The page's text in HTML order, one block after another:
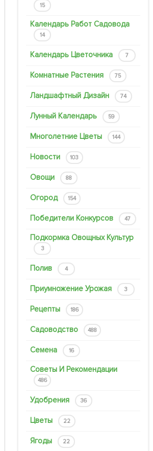
15
Календарь Работ Садовода
14
Календарь Цветочника 7
Комнатные Растения 75
Ландшафтный Дизайн 74
Лунный Календарь 59
Многолетние Цветы 144
Новости 103
Овощи 88
Огород 154
Победители Конкурсов 47
Подкормка Овощных Культур
3
Полив 4
Приумножение Урожая 3
Рецепты 186
Садоводство 488
Семена 16
Советы И Рекомендации
486
Удобрения 36
Цветы 22
Ягоды 22